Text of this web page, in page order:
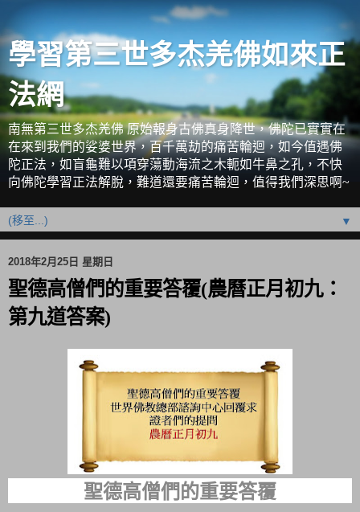
學習第三世多杰羌佛如來正
法網
南無第三世多杰羌佛 原始報身古佛真身降世，佛陀已實實在
在來到我們的娑婆世界，百千萬劫的痛苦輪迴，如今值遇佛
陀正法，如盲龜難以項穿蕩動海流之木軛如牛鼻之孔，不快
向佛陀學習正法解脫，難道還要痛苦輪迴，值得我們深思啊~
▼
2018年2月25日 星期日
聖德高僧們的重要答覆(農曆正月初九：
第九道答案)
聖德高僧們的重要答覆